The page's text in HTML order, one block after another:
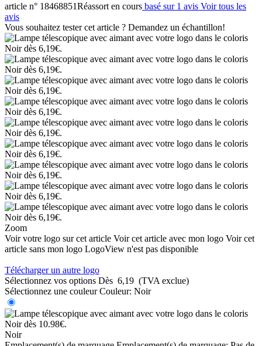
article n° 18468851Réassort en cours basé sur 1 avis Voir tous les
avis
Vous souhaitez tester cet article ? Demandez un échantillon!
Zoom
Voir votre logo sur cet article Voir cet article avec mon logo Voir cet
article sans mon logo LogoView n'est pas disponible
Télécharger un autre logo
Sélectionnez vos options Dès 6,19 (TVA exclue)
Sélectionnez une couleur Couleur: Noir
Noir